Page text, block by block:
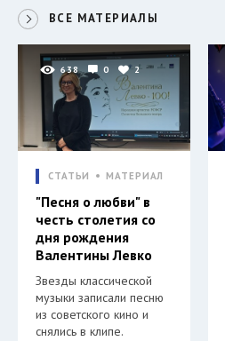
ВСЕ МАТЕРИАЛЫ
638 0 2
СТАТЬИ МАТЕРИАЛ
"Песня о любви" в
честь столетия со
дня рождения
Валентины Левко
Звезды классической
музыки записали песню
из советского кино и
снялись в клипе.